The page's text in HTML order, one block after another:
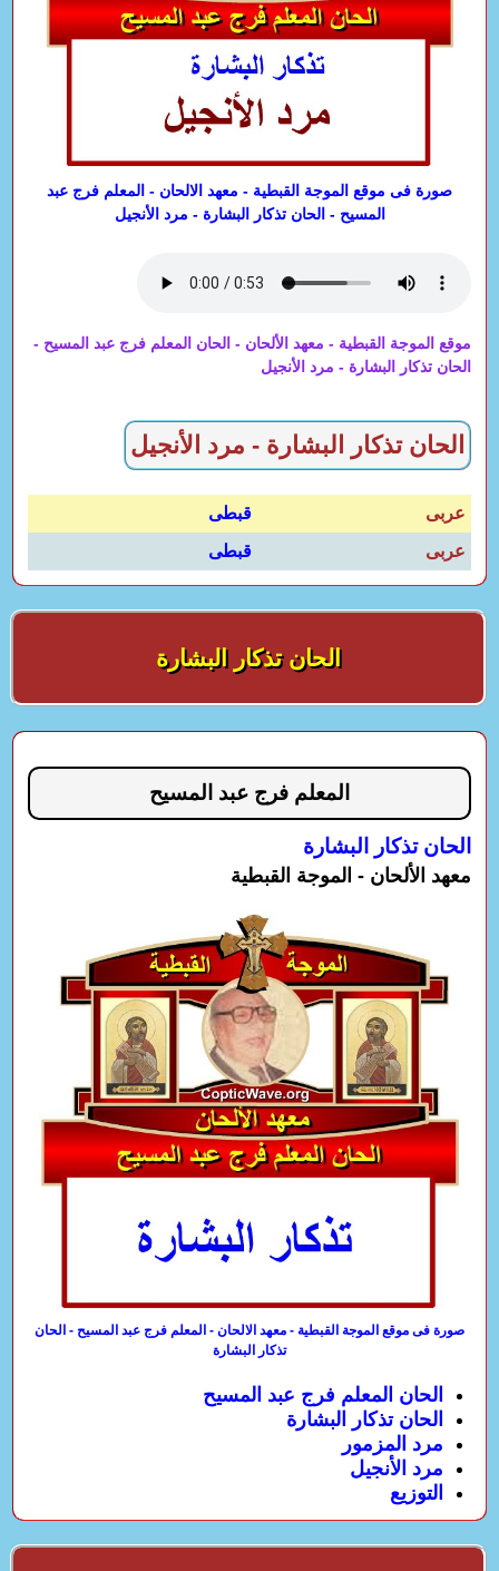
صورة فى موقع الموجة القبطية - معهد الالحان - المعلم فرج عبد
المسيح - الحان تذكار البشارة - مرد الأنجيل
موقع الموجة القبطية - معهد الألحان - الحان المعلم فرج عبد المسيح -
الحان تذكار البشارة - مرد الأنجيل
الحان تذكار البشارة - مرد الأنجيل
عربى
قبطى
عربى
قبطى
الحان تذكار البشارة
المعلم فرج عبد المسيح
الحان تذكار البشارة
معهد الألحان - الموجة القبطية
صورة فى موقع الموجة القبطية - معهد الالحان - المعلم فرج عبد المسيح - الحان
تذكار البشارة
الحان المعلم فرج عبد المسيح
الحان تذكار البشارة
مرد المزمور
مرد الأنجيل
التوزيع